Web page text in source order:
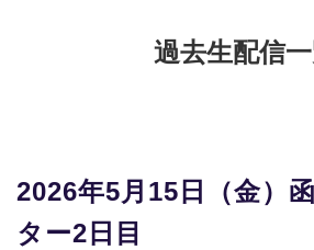
過去生配信
2026年5月15日（金）
ター2日目